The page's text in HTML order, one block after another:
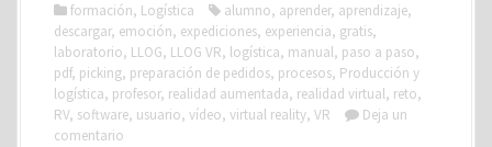
formación, Logística alumno, aprender, aprendizaje,
descargar, emoción, expediciones, experiencia, gratis,
laboratorio, LLOG, LLOG VR, logística, manual, paso a paso,
pdf, picking, preparación de pedidos, procesos, Producción y
logística, profesor, realidad aumentada, realidad virtual, reto,
RV, software, usuario, vídeo, virtual reality, VR
Deja un
comentario